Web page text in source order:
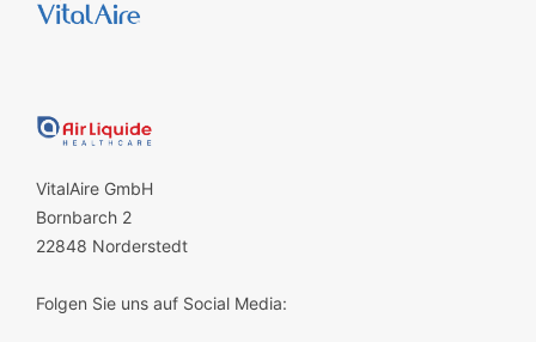
VitalAire GmbH
Bornbarch 2
22848 Norderstedt
Folgen Sie uns auf Social Media: